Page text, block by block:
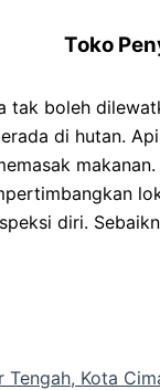
Toko
tak boleh
di hutan.
makanan.
diri.
Kota